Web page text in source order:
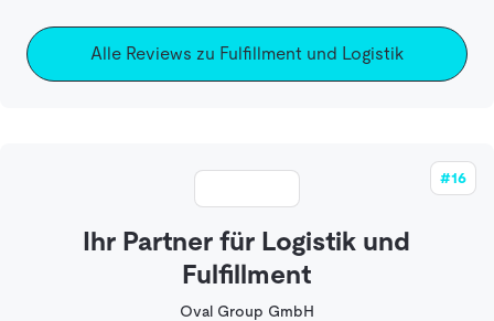
Alle Reviews zu Fulfillment und Logistik
#16
Ihr Partner für Logistik und
Fulfillment
Oval Group GmbH